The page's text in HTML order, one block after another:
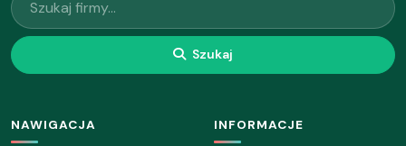
Szukaj
NAWIGACJA INFORMACJE